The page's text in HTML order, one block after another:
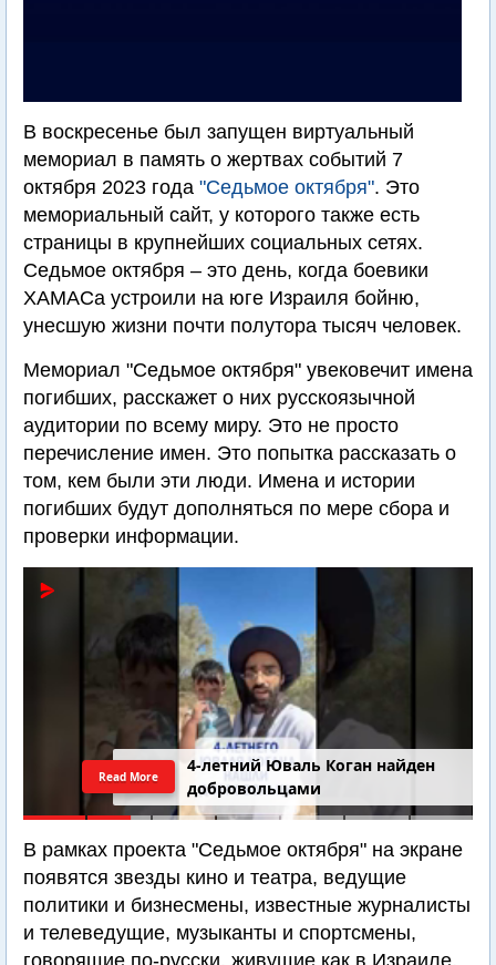
В воскресенье был запущен виртуальный
мемориал в память о жертвах событий 7
октября 2023 года "Седьмое октября". Это
мемориальный сайт, у которого также есть
страницы в крупнейших социальных сетях.
Седьмое октября – это день, когда боевики
ХАМАСа устроили на юге Израиля бойню,
унесшую жизни почти полутора тысяч человек.
Мемориал "Седьмое октября" увековечит имена
погибших, расскажет о них русскоязычной
аудитории по всему миру. Это не просто
перечисление имен. Это попытка рассказать о
том, кем были эти люди. Имена и истории
погибших будут дополняться по мере сбора и
проверки информации.
4-летний Юваль Коган найден
добровольцами
Read More
В рамках проекта "Седьмое октября" на экране
появятся звезды кино и театра, ведущие
политики и бизнесмены, известные журналисты
и телеведущие, музыканты и спортсмены,
говорящие по-русски, живущие как в Израиле,